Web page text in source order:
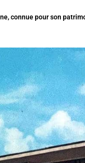
connue pour son